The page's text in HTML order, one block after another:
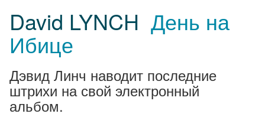
David LYNCH День на
Ибице
Дэвид Линч наводит последние
штрихи на свой электронный
альбом.